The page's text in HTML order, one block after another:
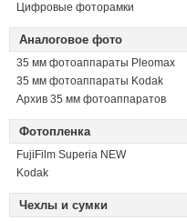
Цифровые фоторамки
Аналоговое фото
35 мм фотоаппараты Pleomax
35 мм фотоаппараты Kodak
Архив 35 мм фотоаппаратов
Фотопленка
FujiFilm Superia NEW
Kodak
Чехлы и сумки